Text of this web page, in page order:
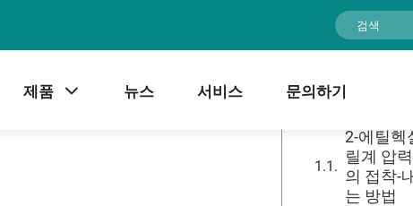
제품 뉴스 서비스 문의하기
목차
압력감응성
되는 2-에틸
2-에틸헥
릴계 압
의 접착-
는 방법